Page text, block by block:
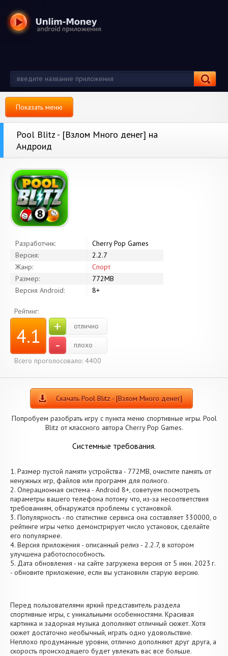
Показать меню
Pool Blitz - [Взлом Много денег] на
Андроид
Разработчик:
Cherry Pop Games
Версия:
2.2.7
Жанр:
Спорт
Размер:
772MB
Версия Android:
8+
Рейтинг:
4.1 + отлично
-
плохо
Всего проголосовало: 4400
Скачать Pool Blitz - [Взлом Много денег]
Попробуем разобрать игру с пункта меню спортивные игры. Pool
Blitz от классного автора Cherry Pop Games.
Системные требования.
1. Размер пустой памяти устройства - 772MB, очистите память от
ненужных игр, файлов или программ для полного.
2. Операционная система - Android 8+, советуем посмотреть
параметры вашего телефона потому что, из-за несоответствия
требованиям, обнаружатся проблемы с установкой.
3. Популярность - по статистике сервиса она составляет 330000, о
рейтинге игры четко демонстрирует число установок, сделайте
его популярнее.
4. Версия приложения - описанный релиз - 2.2.7, в котором
улучшена работоспособность.
5. Дата обновления - на сайте загружена версия от 5 июн. 2023 г.
- обновите приложение, если вы установили старую версию.
Перед пользователями яркий представитель раздела
спортивные игры, с уникальными особенностями. Красивая
картинка и задорная музыка дополняют отличный сюжет. Хотя
сюжет достаточно необычный, играть одно удовольствие.
Неплохо продуманные уровни, отлично дополняют друг друга, а
скорость происходящего будет увлекать вас все больше.